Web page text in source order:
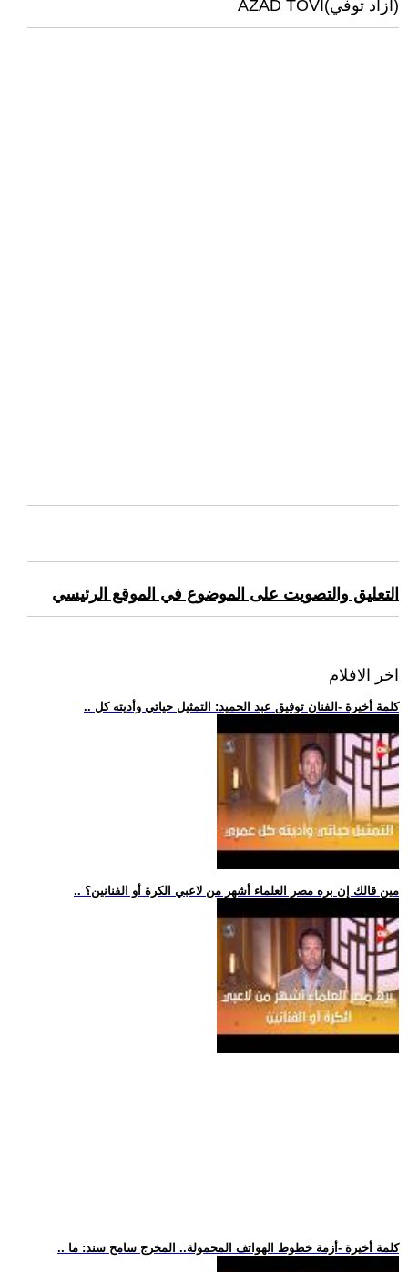
(آزاد توفي)AZAD TOVI
التعليق والتصويت على الموضوع في الموقع الرئيسي
اخر الافلام
.. كلمة أخيرة -الفنان توفيق عبد الحميد: التمثيل حياتي وأديته كل
.. مين قالك إن بره مصر العلماء أشهر من لاعبي الكرة أو الفنانين؟
.. كلمة أخيرة -أزمة خطوط الهواتف المحمولة.. المخرج سامح سند: ما